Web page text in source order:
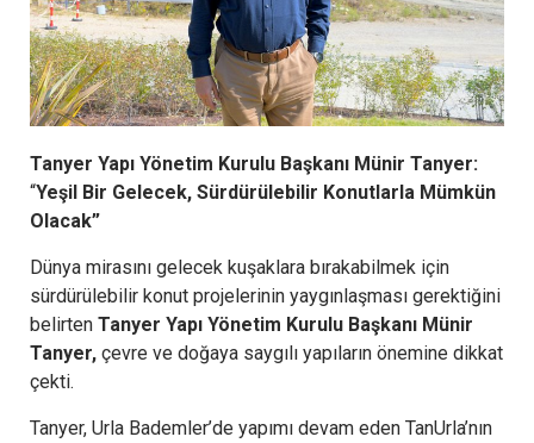
Tanyer Yapı Yönetim Kurulu Başkanı Münir Tanyer:
“Yeşil Bir Gelecek, Sürdürülebilir Konutlarla Mümkün
Olacak”
Dünya mirasını gelecek kuşaklara bırakabilmek için
sürdürülebilir konut projelerinin yaygınlaşması gerektiğini
belirten Tanyer Yapı Yönetim Kurulu Başkanı Münir
Tanyer, çevre ve doğaya saygılı yapıların önemine dikkat
çekti.
Tanyer, Urla Bademler’de yapımı devam eden TanUrla’nın